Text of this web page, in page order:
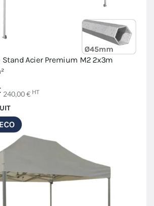
Acier Premium M2 2x3m
240,00 € HT